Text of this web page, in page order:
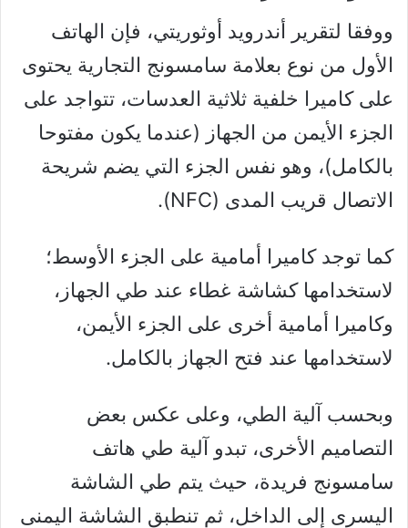
ووفقا لتقرير أندرويد أوثوريتي، فإن الهاتف
الأول من نوع بعلامة سامسونج التجارية يحتوى
على كاميرا خلفية ثلاثية العدسات، تتواجد على
الجزء الأيمن من الجهاز (عندما يكون مفتوحا
بالكامل)، وهو نفس الجزء التي يضم شريحة
الاتصال قريب المدى (NFC).
كما توجد كاميرا أمامية على الجزء الأوسط؛
لاستخدامها كشاشة غطاء عند طي الجهاز،
وكاميرا أمامية أخرى على الجزء الأيمن،
لاستخدامها عند فتح الجهاز بالكامل.
وبحسب آلية الطي، وعلى عكس بعض
التصاميم الأخرى، تبدو آلية طي هاتف
سامسونج فريدة، حيث يتم طي الشاشة
اليسرى إلى الداخل، ثم تنطبق الشاشة اليمنى